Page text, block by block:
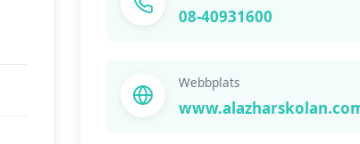
08-40931600
Webbplats